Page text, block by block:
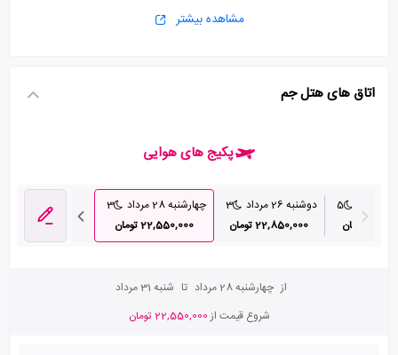
مشاهده بیشتر
اتاق های هتل جم
پکیج های هوایی
5
دوشنبه 26 مرداد
3
22,850,000 تومان
چهارشنبه 28 مرداد
3
22,550,000 تومان
از چهارشنبه 28 مرداد تا شنبه 31 مرداد
شروع قیمت از22,550,000 تومان